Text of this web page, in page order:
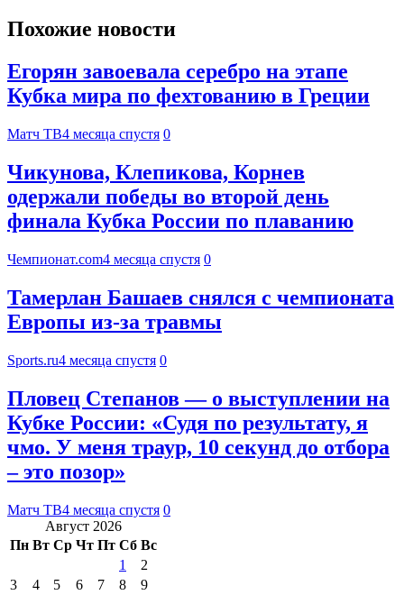
Похожие новости
Егорян завоевала серебро на этапе
Кубка мира по фехтованию в Греции
Матч ТВ4 месяца спустя 0
Чикунова, Клепикова, Корнев
одержали победы во второй день
финала Кубка России по плаванию
Чемпионат.com4 месяца спустя 0
Тамерлан Башаев снялся с чемпионата
Европы из-за травмы
Sports.ru4 месяца спустя 0
Пловец Степанов — о выступлении на
Кубке России: «Судя по результату, я
чмо. У меня траур, 10 секунд до отбора
– это позор»
Матч ТВ4 месяца спустя 0
Август 2026
Пн Вт Ср Чт Пт Сб Вс
1
2
3
4 5 6 7 8
9